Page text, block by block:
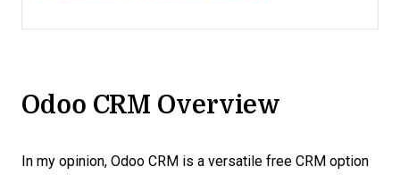
Odoo CRM Overview
In my opinion, Odoo CRM is a versatile free CRM option